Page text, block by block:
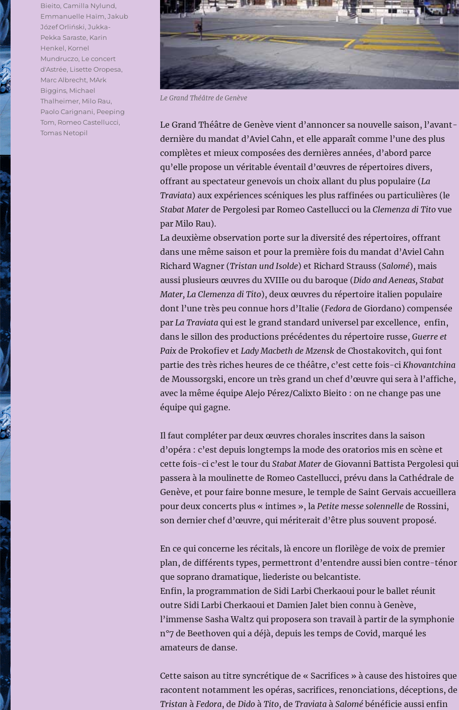
Le Grand Théâtre de Genève
Le Grand Théâtre de Genève vient d’annoncer sa nouvelle saison, l’avant-
dernière du mandat d’Aviel Cahn, et elle apparaît comme l’une des plus
complètes et mieux composées des dernières années, d’abord parce
qu’elle propose un véritable éventail d’œuvres de répertoires divers,
offrant au spectateur genevois un choix allant du plus populaire (La
Traviata) aux expériences scéniques les plus raffinées ou particulières (le
Stabat Materde Pergolesi par Romeo Castellucci ou la Clemenza di Titovue
par Milo Rau).
La deuxième observation porte sur la diversité des répertoires, offrant
dans une même saison et pour la première fois du mandat d’Aviel Cahn
Richard Wagner (Tristan und Isolde) et Richard Strauss (Salomé), mais
aussi plusieurs œuvres du XVIIIe ou du baroque (Dido and Aeneas, Stabat
Mater, La Clemenza di Tito), deux œuvres du répertoire italien populaire
dont l’une très peu connue hors d’Italie (Fedorade Giordano) compensée
par La Traviataqui est le grand standard universel par excellence, enfin,
dans le sillon des productions précédentes du répertoire russe, Guerre et
Paixde Prokofiev et Lady Macbeth de Mzensk de Chostakovitch, qui font
partie des très riches heures de ce théâtre, c’est cette fois-ci Khovantchina
de Moussorgski, encore un très grand un chef d’œuvre qui sera à l’affiche,
avec la même équipe Alejo Pérez/Calixto Bieito : on ne change pas une
équipe qui gagne.
Il faut compléter par deux œuvres chorales inscrites dans la saison
d’opéra : c’est depuis longtemps la mode des oratorios mis en scène et
cette fois-ci c’est le tour du Stabat Materde Giovanni Battista Pergolesi qui
passera à la moulinette de Romeo Castellucci, prévu dans la Cathédrale de
Genève, et pour faire bonne mesure, le temple de Saint Gervais accueillera
pour deux concerts plus « intimes », la Petite messe solennelle de Rossini,
son dernier chef d’œuvre, qui mériterait d’être plus souvent proposé.
En ce qui concerne les récitals, là encore un florilège de voix de premier
plan, de différents types, permettront d’entendre aussi bien contre-ténor
que soprano dramatique, liederiste ou belcantiste.
Enfin, la programmation de Sidi Larbi Cherkaoui pour le ballet réunit
outre Sidi Larbi Cherkaoui et Damien Jalet bien connu à Genève,
l’immense Sasha Waltz qui proposera son travail à partir de la symphonie
n°7 de Beethoven qui a déjà, depuis les temps de Covid, marqué les
amateurs de danse.
Cette saison au titre syncrétique de « Sacrifices » à cause des histoires que
racontent notamment les opéras, sacrifices, renonciations, déceptions, de
Tristan à Fedora, de Didoà Tito, de Traviataà Salomébénéficie aussi enfin
Bieito,Camilla Nylund,
Emmanuelle Haïm,Jakub
Józef Orliński,Jukka-
Pekka Saraste, Karin
Henkel, Kornel
Mundruczo, Le concert
d'Astrée, Lisette Oropesa,
Marc Albrecht, MArk
Biggins, Michael
Thalheimer, Milo Rau,
Paolo Carignani, Peeping
Tom, Romeo Castellucci,
Tomas Netopil